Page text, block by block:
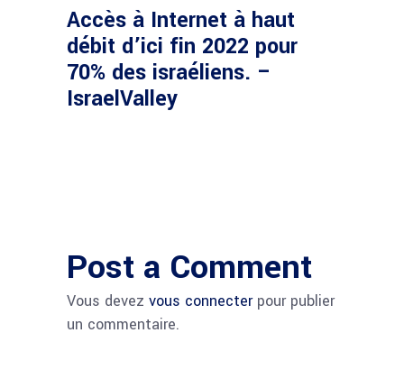
Accès à Internet à haut
débit d’ici fin 2022 pour
70% des israéliens. –
IsraelValley
Post a Comment
Vous devez vous connecterpour publier
un commentaire.